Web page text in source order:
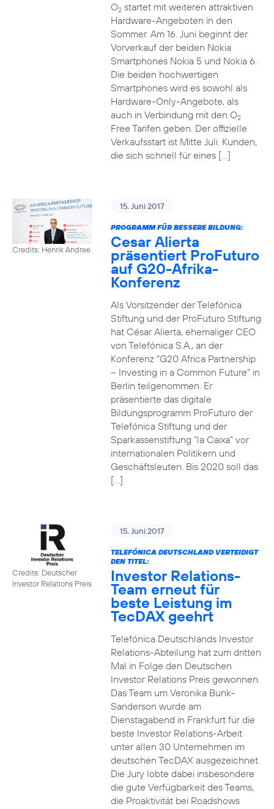
O2startet mit weiteren attraktiven
Hardware-Angeboten in den
Sommer. Am 16. Juni beginnt der
Vorverkauf der beiden Nokia
Smartphones Nokia 5 und Nokia 6.
Die beiden hochwertigen
Smartphones wird es sowohl als
Hardware-Only-Angebote, als
auch in Verbindung mit den O2
Free Tarifen geben. Der offizielle
Verkaufsstart ist Mitte Juli. Kunden,
die sich schnell für eines […]
Credits: Henrik Andree
15. Juni 2017
PROGRAMM FÜR BESSERE BILDUNG:
Cesar Alierta
präsentiert ProFuturo
auf G20-Afrika-
Konferenz
Als Vorsitzender der Telefónica
Stiftung und der ProFuturo Stiftung
hat César Alierta, ehemaliger CEO
von Telefónica S.A., an der
Konferenz “G20 Africa Partnership
– Investing in a Common Future” in
Berlin teilgenommen. Er
präsentierte das digitale
Bildungsprogramm ProFuturo der
Telefónica Stiftung und der
Sparkassenstiftung “la Caixa” vor
internationalen Politikern und
Geschäftsleuten. Bis 2020 soll das
[…]
Credits: Deutscher
Investor Relations Preis
15. Juni 2017
TELEFÓNICA DEUTSCHLAND VERTEIDIGT
DEN TITEL:
Investor Relations-
Team erneut für
beste Leistung im
TecDAX geehrt
Telefónica Deutschlands Investor
Relations-Abteilung hat zum dritten
Mal in Folge den Deutschen
Investor Relations Preis gewonnen.
Das Team um Veronika Bunk-
Sanderson wurde am
Dienstagabend in Frankfurt für die
beste Investor Relations-Arbeit
unter allen 30 Unternehmen im
deutschen TecDAX ausgezeichnet.
Die Jury lobte dabei insbesondere
die gute Verfügbarkeit des Teams,
die Proaktivität bei Roadshows